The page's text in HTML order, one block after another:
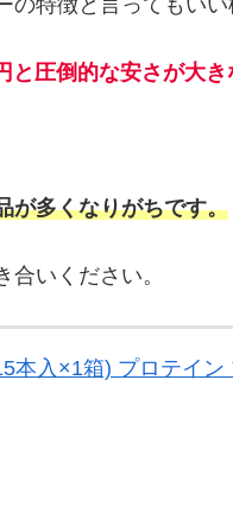
と圧倒的な安さが大
が多くなりがちです。
いください。
本入×1箱) プロテイ